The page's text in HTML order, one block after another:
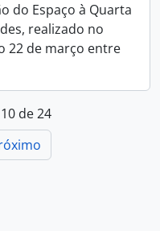
do Espaço à Quarta
realizado no
22 de março entre
de 24